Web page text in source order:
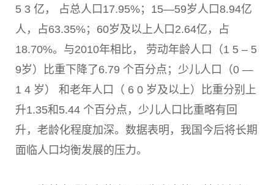
5 3 亿， 占总人口 17.95%； 15—59岁人口8.94亿
人，占63.35%； 60岁及以上人口 2.64亿，占
18.70%。与2010年相比， 劳动年龄人口（1 5 – 5
9岁）比重下降了6.79 个百分点；少儿人口（0 —
1 4 岁） 和老年人口（ 6 0 岁及以上）比重分别上
升1.35和 5.44 个百分点，少儿人口比重略有回
升，老龄化程度加深。数据表明，我国今后将长期
面临人口均衡发展的压力。